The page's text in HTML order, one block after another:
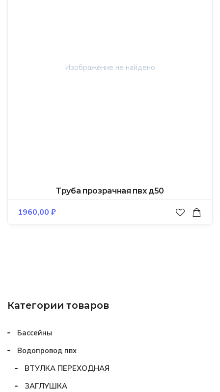
Труба прозрачная пвх д50
1960,00 ₽
Категории товаров
Бассейны
Водопровод пвх
ВТУЛКА ПЕРЕХОДНАЯ
ЗАГЛУШКА